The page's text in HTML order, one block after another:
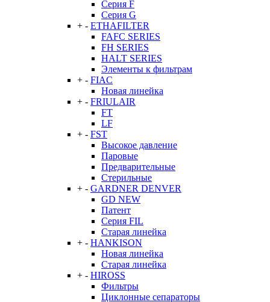
Серия F
Серия G
+ - ETHAFILTER
FAFC SERIES
FH SERIES
HALT SERIES
Элементы к фильтрам
+ - FIAC
Новая линейка
+ - FRIULAIR
FT
LF
+ - FST
Высокое давление
Паровые
Предварительные
Стерильные
+ - GARDNER DENVER
GD NEW
Патент
Серия FIL
Старая линейка
+ - HANKISON
Новая линейка
Старая линейка
+ - HIROSS
Фильтры
Циклонные сепараторы